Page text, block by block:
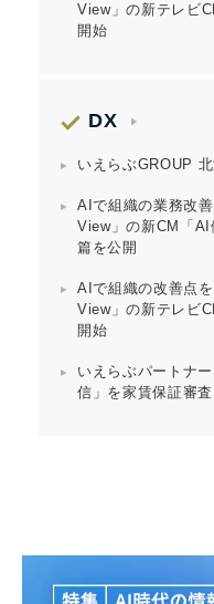
View」の新テレビ
開始
DX
いえらぶGROUP
AIで組織の業務改
View」の新CM「AI
篇を公開
AIで組織の改善点
View」の新テレビ
開始
いえらぶパートナ
信」を家賃保証審